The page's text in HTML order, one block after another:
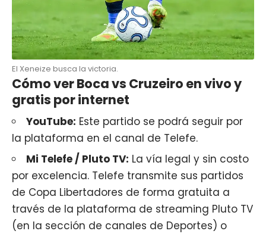
El Xeneize busca la victoria.
Cómo ver Boca vs Cruzeiro en vivo y
gratis por internet
YouTube: Este partido se podrá seguir por
la plataforma en el canal de Telefe.
Mi Telefe / Pluto TV: La vía legal y sin costo
por excelencia. Telefe transmite sus partidos
de Copa Libertadores de forma gratuita a
través de la plataforma de streaming Pluto TV
(en la sección de canales de Deportes) o